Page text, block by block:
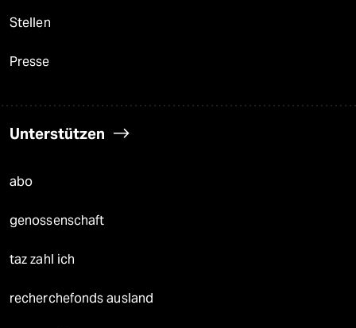
Stellen
Presse
Unterstützen
abo
genossenschaft
taz zahl ich
recherchefonds ausland